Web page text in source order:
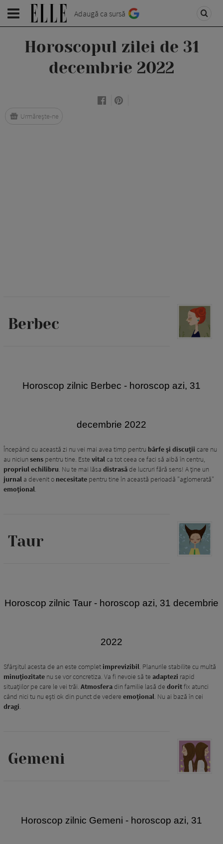
Adaugă ca sursă
Horoscopul zilei de 31
decembrie 2022
Urmărește-ne
Berbec
Horoscop zilnic Berbec - horoscop azi, 31
decembrie 2022
Începând cu această zi nu vei mai avea timp pentru bârfe și discuții care nu
au niciunsens pentru tine. Este vital ca tot ceea ce faci să aibă în centru,
propriul echilibru. Nu te mai lăsa distrasăde lucruri fără sens! A ține un
jurnal a devenit o necesitate pentru tine în această perioadă ”aglomerată”
emoțional.
Taur
Horoscop zilnic Taur - horoscop azi, 31 decembrie
2022
Sfârșitul acesta de an este complet imprevizibil. Planurile stabilite cu multă
minuțiozitate nu se vor concretiza. Va fi nevoie să te adaptezi rapid
situațiilor pe care le vei trăi. Atmosferadin familie lasă de doritfix atunci
când nici tu nu ești ok din punct de vedere emoțional. Nu ai bază în cei
dragi.
Gemeni
Horoscop zilnic Gemeni - horoscop azi, 31